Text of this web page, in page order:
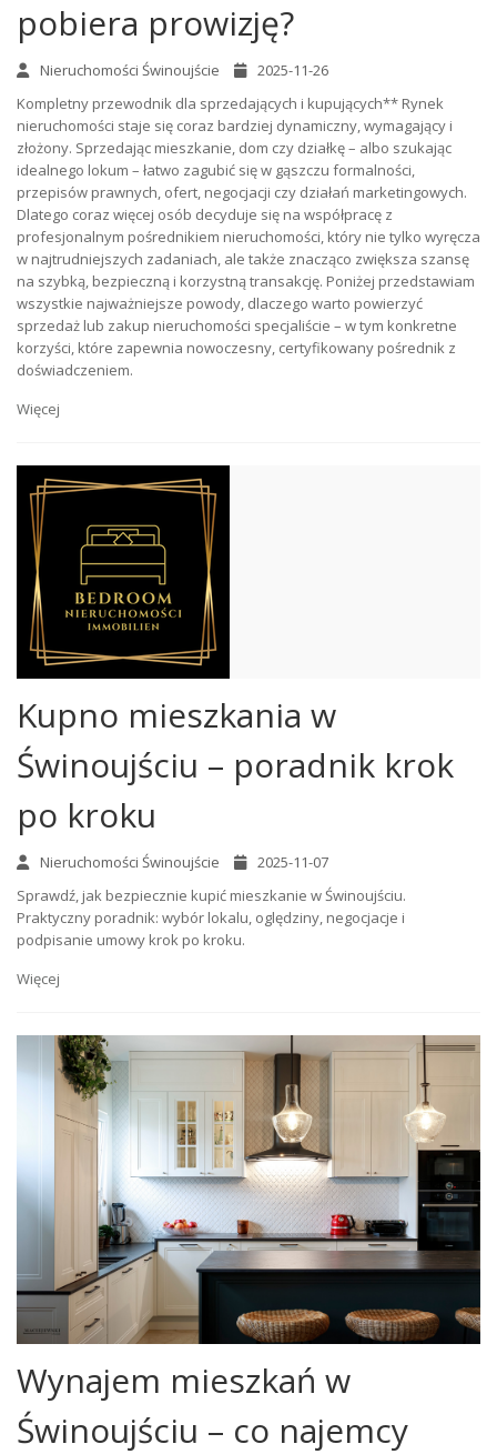
pobiera prowizję?
Nieruchomości Świnoujście
2025-11-26
Kompletny przewodnik dla sprzedających i kupujących** Rynek
nieruchomości staje się coraz bardziej dynamiczny, wymagający i
złożony. Sprzedając mieszkanie, dom czy działkę – albo szukając
idealnego lokum – łatwo zagubić się w gąszczu formalności,
przepisów prawnych, ofert, negocjacji czy działań marketingowych.
Dlatego coraz więcej osób decyduje się na współpracę z
profesjonalnym pośrednikiem nieruchomości, który nie tylko wyręcza
w najtrudniejszych zadaniach, ale także znacząco zwiększa szansę
na szybką, bezpieczną i korzystną transakcję. Poniżej przedstawiam
wszystkie najważniejsze powody, dlaczego warto powierzyć
sprzedaż lub zakup nieruchomości specjaliście – w tym konkretne
korzyści, które zapewnia nowoczesny, certyfikowany pośrednik z
doświadczeniem.
Więcej
Kupno mieszkania w
Świnoujściu – poradnik krok
po kroku
Nieruchomości Świnoujście
2025-11-07
Sprawdź, jak bezpiecznie kupić mieszkanie w Świnoujściu.
Praktyczny poradnik: wybór lokalu, oględziny, negocjacje i
podpisanie umowy krok po kroku.
Więcej
Wynajem mieszkań w
Świnoujściu – co najemcy